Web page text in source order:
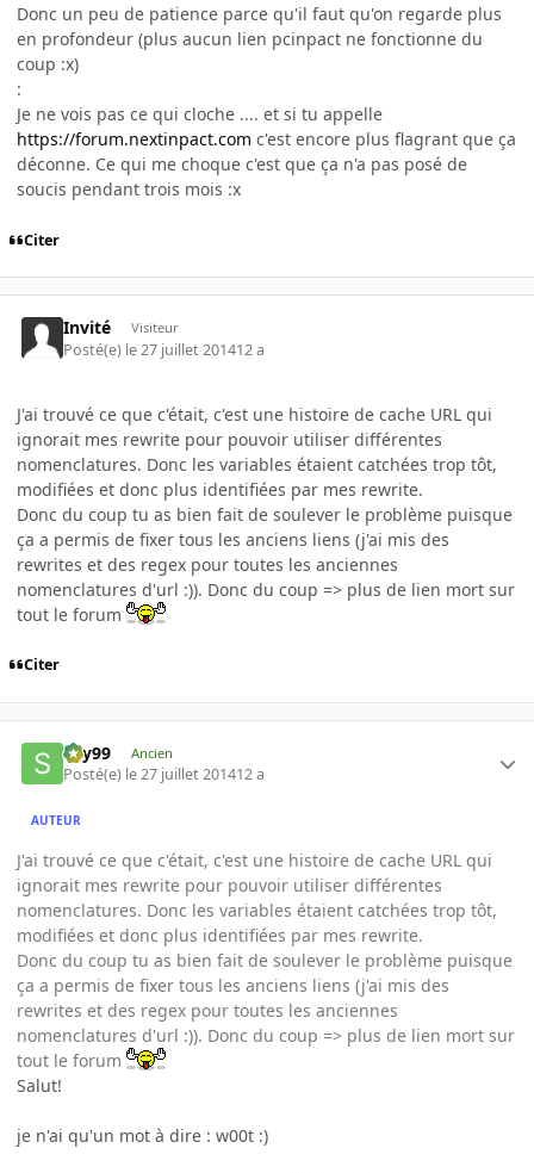
Donc un peu de patience parce qu'il faut qu'on regarde plus
en profondeur (plus aucun lien pcinpact ne fonctionne du
coup :x)
:
Je ne vois pas ce qui cloche .... et si tu appelle
https://forum.nextinpact.com c'est encore plus flagrant que ça
déconne. Ce qui me choque c'est que ça n'a pas posé de
soucis pendant trois mois :x
Citer
Invité Visiteur
Posté(e) le 27 juillet 201412 a
J'ai trouvé ce que c'était, c'est une histoire de cache URL qui
ignorait mes rewrite pour pouvoir utiliser différentes
nomenclatures. Donc les variables étaient catchées trop tôt,
modifiées et donc plus identifiées par mes rewrite.
Donc du coup tu as bien fait de soulever le problème puisque
ça a permis de fixer tous les anciens liens (j'ai mis des
rewrites et des regex pour toutes les anciennes
nomenclatures d'url :)). Donc du coup => plus de lien mort sur
tout le forum
Citer
sky99 Ancien
Posté(e) le 27 juillet 201412 a
AUTEUR
J'ai trouvé ce que c'était, c'est une histoire de cache URL qui
ignorait mes rewrite pour pouvoir utiliser différentes
nomenclatures. Donc les variables étaient catchées trop tôt,
modifiées et donc plus identifiées par mes rewrite.
Donc du coup tu as bien fait de soulever le problème puisque
ça a permis de fixer tous les anciens liens (j'ai mis des
rewrites et des regex pour toutes les anciennes
nomenclatures d'url :)). Donc du coup => plus de lien mort sur
tout le forum
Salut!
je n'ai qu'un mot à dire : w00t :)